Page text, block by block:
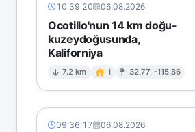
10:39:20 06.08.2026
Ocotillo'nun 14 km doğu-
kuzeydoğusunda,
Kaliforniya
7.2 km I 32.77, -115.86
09:36:17 06.08.2026